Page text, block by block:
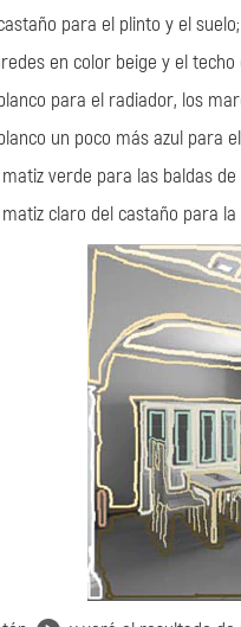
para el plinto y el suelo;
en color beige y el techo
para el radiador, los
un poco más azul para
verde para las baldas
claro del castaño para